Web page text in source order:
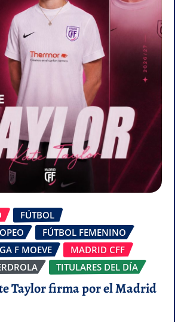
FÚTBOL
FÚTBOL FEMENINO
F MOEVE
MADRID CFF
TITULARES DEL DÍA
Taylor firma por el Madrid